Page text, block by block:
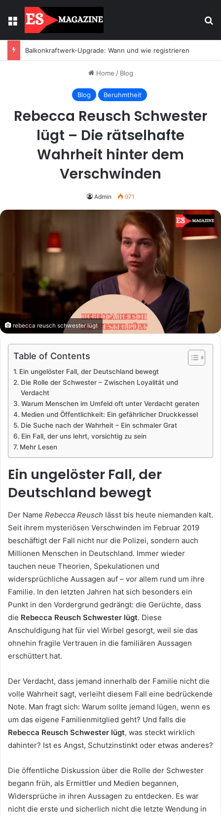
Menu
Balkonkraftwerk-Upgrade: Wann und wie registrieren
Home / Blog
Blog Beruhmtheit
Rebecca Reusch Schwester
lügt – Die rätselhafte
Wahrheit hinter dem
Verschwinden
Admin 971
rebecca reusch schwester lügt
Table of Contents
Ein ungelöster Fall, der Deutschland bewegt
Die Rolle der Schwester – Zwischen Loyalität und
Verdacht
Warum Menschen im Umfeld oft unter Verdacht geraten
Medien und Öffentlichkeit: Ein gefährlicher Druckkessel
Die Suche nach der Wahrheit – Ein schmaler Grat
Ein Fall, der uns lehrt, vorsichtig zu sein
Mehr Lesen
Ein ungelöster Fall, der
Deutschland bewegt
Der Name Rebecca Reusch lässt bis heute niemanden kalt.
Seit ihrem mysteriösen Verschwinden im Februar 2019
beschäftigt der Fall nicht nur die Polizei, sondern auch
Millionen Menschen in Deutschland. Immer wieder
tauchen neue Theorien, Spekulationen und
widersprüchliche Aussagen auf – vor allem rund um ihre
Familie. In den letzten Jahren hat sich besonders ein
Punkt in den Vordergrund gedrängt: die Gerüchte, dass
die Rebecca Reusch Schwester lügt. Diese
Anschuldigung hat für viel Wirbel gesorgt, weil sie das
ohnehin fragile Vertrauen in die familiären Aussagen
erschüttert hat.
Der Verdacht, dass jemand innerhalb der Familie nicht die
volle Wahrheit sagt, verleiht diesem Fall eine bedrückende
Note. Man fragt sich: Warum sollte jemand lügen, wenn es
um das eigene Familienmitglied geht? Und falls die
Rebecca Reusch Schwester lügt, was steckt wirklich
dahinter? Ist es Angst, Schutzinstinkt oder etwas anderes?
Die öffentliche Diskussion über die Rolle der Schwester
begann früh, als Ermittler und Medien begannen,
Widersprüche in ihren Aussagen zu entdecken. Es war
nicht die erste und sicherlich nicht die letzte Wendung in